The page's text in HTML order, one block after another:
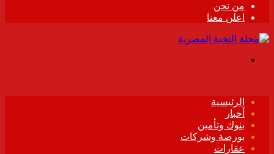
من نحن
اعلن معنا
الرئيسية
أخبار
بنوك وتأمين
بورصة وشركات
عقارات